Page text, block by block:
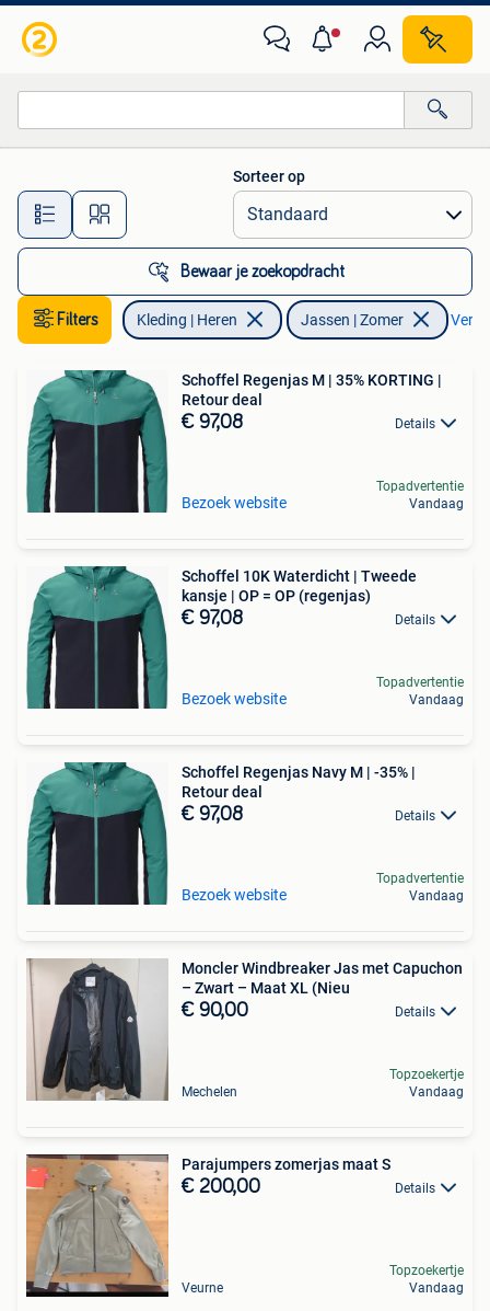
Alle afstanden…
Sorteer op
Bewaar je zoekopdracht
Filters Kleding | Heren Jassen | Zomer
Schoffel Regenjas M | 35% KORTING |
Retour deal
€ 97,08 Details
Bezoek website
Topadvertentie
Vandaag
Schoffel 10K Waterdicht | Tweede
kansje | OP = OP (regenjas)
€ 97,08 Details
Bezoek website
Topadvertentie
Vandaag
Schoffel Regenjas Navy M | -35% |
Retour deal
€ 97,08 Details
Bezoek website
Topadvertentie
Vandaag
Moncler Windbreaker Jas met Capuchon
– Zwart – Maat XL (Nieu
€ 90,00 Details
Mechelen
Topzoekertje
Vandaag
Parajumpers zomerjas maat S
€ 200,00 Details
Veurne
Topzoekertje
Vandaag